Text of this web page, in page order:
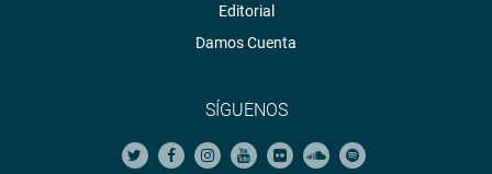
Editorial
Damos Cuenta
SÍGUENOS